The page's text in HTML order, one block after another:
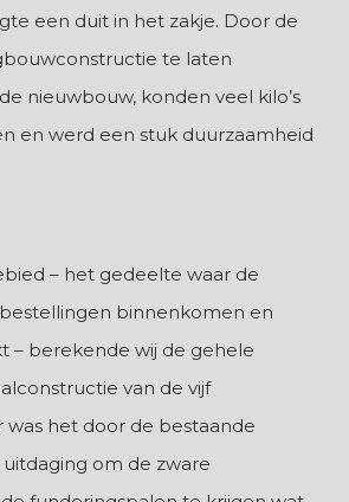
een duit in het zakje. Door de
te laten
nieuwbouw, konden veel kilo’s
en werd een stuk duurzaamheid
– het gedeelte waar de
binnenkomen en
– berekende wij de gehele
van de vijf
was het door de bestaande
om de zware